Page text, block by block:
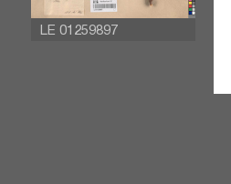
LE 01259897